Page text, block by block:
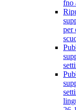
fno
per